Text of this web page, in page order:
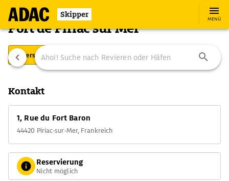
Skipper MENÜ
Port de Piriac sur Mer
Übersicht Ausstattung Ansteuerung
Kontakt
1, Rue du Fort Baron
44420 Piriac-sur-Mer, Frankreich
Reservierung
Nicht möglich